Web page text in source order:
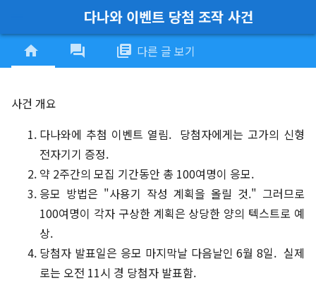
다나와 이벤트 당첨 조작 사건
home forum library_books 다른 글 보기
사건 개요
다나와에 추첨 이벤트 열림. 당첨자에게는 고가의 신형
전자기기 증정.
약 2주간의 모집 기간동안 총 100여명이 응모.
응모 방법은 "사용기 작성 계획을 올릴 것." 그러므로
100여명이 각자 구상한 계획은 상당한 양의 텍스트로 예
상.
당첨자 발표일은 응모 마지막날 다음날인 6월 8일. 실제
로는 오전 11시 경 당첨자 발표함.